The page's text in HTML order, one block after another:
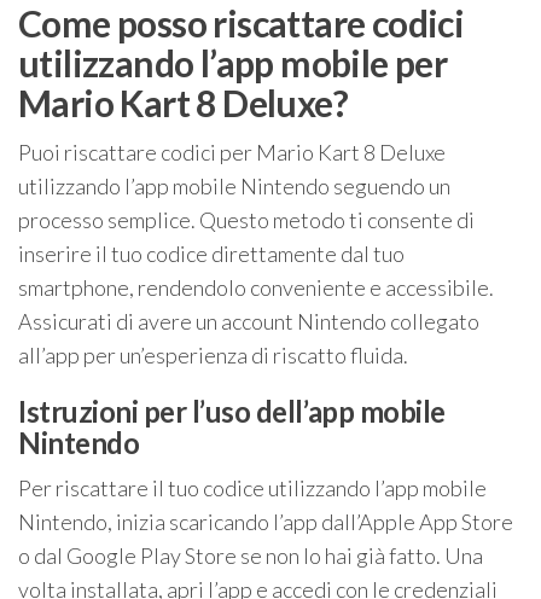
Come posso riscattare codici
utilizzando l’app mobile per
Mario Kart 8 Deluxe?
Puoi riscattare codici per Mario Kart 8 Deluxe
utilizzando l’app mobile Nintendo seguendo un
processo semplice. Questo metodo ti consente di
inserire il tuo codice direttamente dal tuo
smartphone, rendendolo conveniente e accessibile.
Assicurati di avere un account Nintendo collegato
all’app per un’esperienza di riscatto fluida.
Istruzioni per l’uso dell’app mobile
Nintendo
Per riscattare il tuo codice utilizzando l’app mobile
Nintendo, inizia scaricando l’app dall’Apple App Store
o dal Google Play Store se non lo hai già fatto. Una
volta installata, apri l’app e accedi con le credenziali